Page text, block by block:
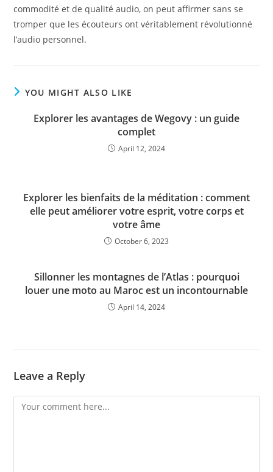
commodité et de qualité audio, on peut affirmer sans se
tromper que les écouteurs ont véritablement révolutionné
l’audio personnel.
YOU MIGHT ALSO LIKE
Explorer les avantages de Wegovy : un guide
complet
April 12, 2024
Explorer les bienfaits de la méditation : comment
elle peut améliorer votre esprit, votre corps et
votre âme
October 6, 2023
Sillonner les montagnes de l’Atlas : pourquoi
louer une moto au Maroc est un incontournable
April 14, 2024
Leave a Reply
Comment